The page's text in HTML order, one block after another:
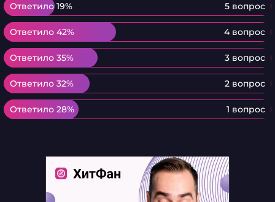
Ответило 19% 5 вопрос
Ответило 19%
Ответило 42% 4 вопрос
Ответило 42%
Ответило 35% 3 вопрос
Ответило 35%
Ответило 32% 2 вопрос
Ответило 32%
Ответило 28% 1 вопрос
Ответило 28%